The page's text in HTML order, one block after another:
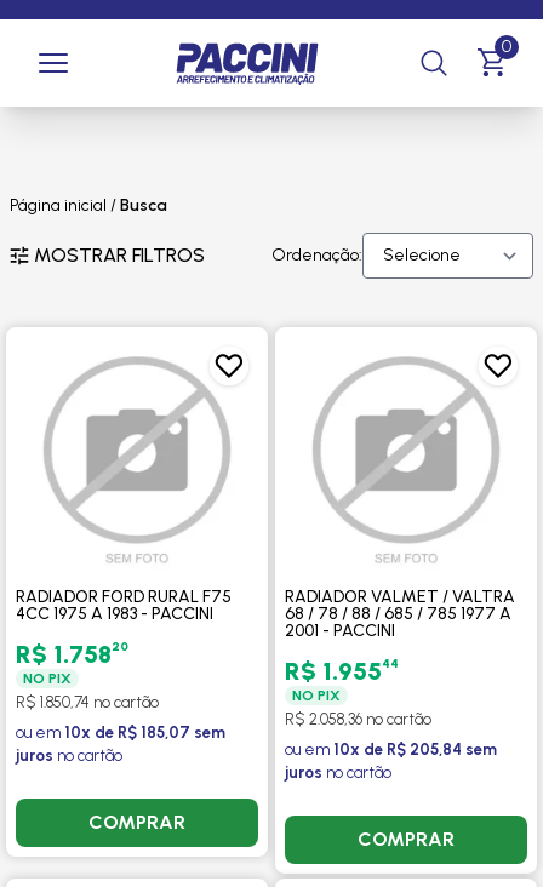
0
Página inicial /Busca
MOSTRAR FILTROS Ordenação:
RADIADOR FORD RURAL F75
4CC 1975 A 1983 - PACCINI
R$ 1.75820
NO PIX
R$ 1.850,74 no cartão
ou em 10x de R$ 185,07 sem
juros no cartão
COMPRAR
RADIADOR VALMET / VALTRA
68 / 78 / 88 / 685 / 785 1977 A
2001 - PACCINI
R$ 1.95544
NO PIX
R$ 2.058,36 no cartão
ou em 10x de R$ 205,84 sem
juros no cartão
COMPRAR